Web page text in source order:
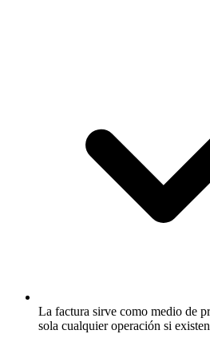
La factura sirve como medio de
sola cualquier operación si